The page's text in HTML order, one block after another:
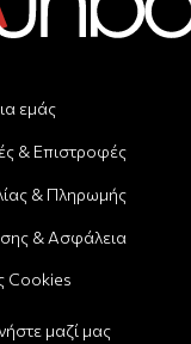
εμάς
& Επιστροφές
& Πληρωμής
& Ασφάλεια
Cookies
μαζί μας